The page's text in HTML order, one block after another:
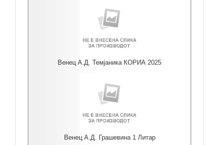
Венец А.Д. Темјаника КОРИА 2025
Венец А.Д. Грашевина 1 Литар